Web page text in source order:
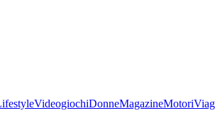
VideogiochiDonneMagazineMotori